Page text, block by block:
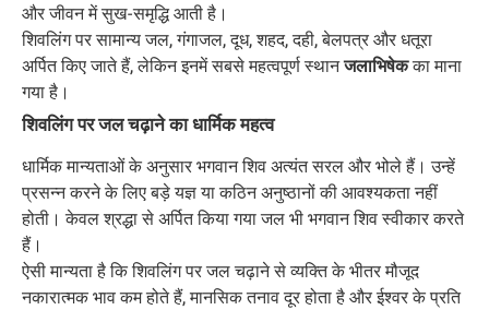
और जीवन में सुख-समृद्धि आती है।
शिवलिंग पर सामान्य जल, गंगाजल, दूध, शहद, दही, बेलपत्र और धतूरा
अर्पित किए जाते हैं, लेकिन इनमें सबसे महत्वपूर्ण स्थानजलाभिषेकका माना
गया है।
शिवलिंग पर जल चढ़ाने का धार्मिक महत्व
धार्मिक मान्यताओं के अनुसार भगवान शिव अत्यंत सरल और भोले हैं। उन्हें
प्रसन्न करने के लिए बड़े यज्ञ या कठिन अनुष्ठानों की आवश्यकता नहीं
होती। केवल श्रद्धा से अर्पित किया गया जल भी भगवान शिव स्वीकार करते
हैं।
ऐसी मान्यता है कि शिवलिंग पर जल चढ़ाने से व्यक्ति के भीतर मौजूद
नकारात्मक भाव कम होते हैं, मानसिक तनाव दूर होता है और ईश्वर के प्रति